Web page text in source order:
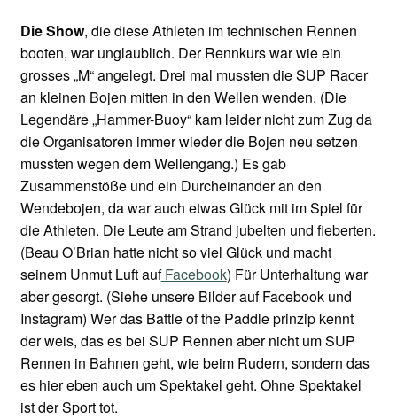
Die Show, die diese Athleten im technischen Rennen
booten, war unglaublich. Der Rennkurs war wie ein
grosses „M“ angelegt. Drei mal mussten die SUP Racer
an kleinen Bojen mitten in den Wellen wenden. (Die
Legendäre „Hammer-Buoy“ kam leider nicht zum Zug da
die Organisatoren immer wieder die Bojen neu setzen
mussten wegen dem Wellengang.) Es gab
Zusammenstöße und ein Durcheinander an den
Wendebojen, da war auch etwas Glück mit im Spiel für
die Athleten. Die Leute am Strand jubelten und fieberten.
(Beau O’Brian hatte nicht so viel Glück und macht
seinem Unmut Luft aufFacebook) Für Unterhaltung war
aber gesorgt. (Siehe unsere Bilder auf Facebook und
Instagram) Wer das Battle of the Paddle prinzip kennt
der weis, das es bei SUP Rennen aber nicht um SUP
Rennen in Bahnen geht, wie beim Rudern, sondern das
es hier eben auch um Spektakel geht. Ohne Spektakel
ist der Sport tot.